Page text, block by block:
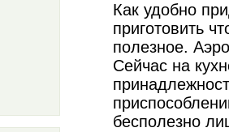
Как удобно
приготовить
полезное.
Сейчас на
бесполезно